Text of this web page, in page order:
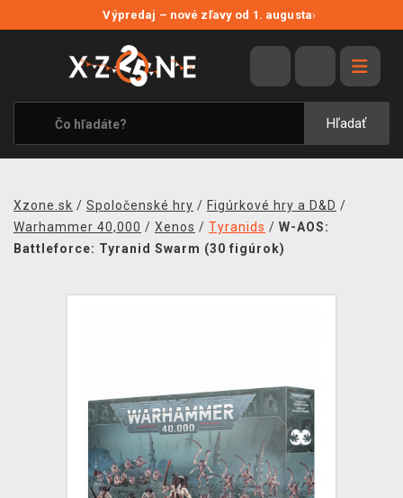
Výpredaj – nové zľavy od 1. augusta›
Hľadať
VÝPREDAJ
VIDEOHRY
XZONE ORIGINALS
TEMATIKY
MERCHANDISE
XZONE KLUB
Xzone.sk / Spoločenské hry / Figúrkové hry a D&D /
Warhammer 40,000 / Xenos / Tyranids / W-AOS:
Battleforce: Tyranid Swarm (30 figúrok)